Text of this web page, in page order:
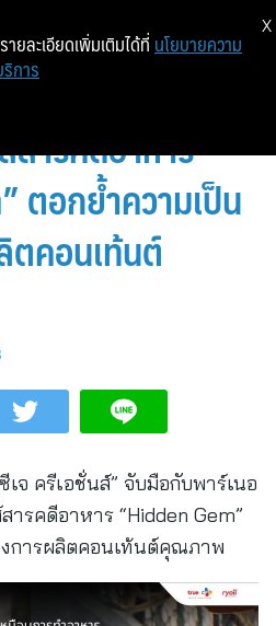
” จับมือ “Ryoii
ารคดีอาหาร
ตอกย้ำความเป็น
ตคอนเท้นต์
เจ ครีเอชั่นส์” จับมือกับพาร์เนอ
ารคดีอาหาร “Hidden Gem”
การผลิตคอนเท้นต์คุณภาพ
ยละเอียดเพิ่มเติมได้ที่ นโยบายความ
การ
X